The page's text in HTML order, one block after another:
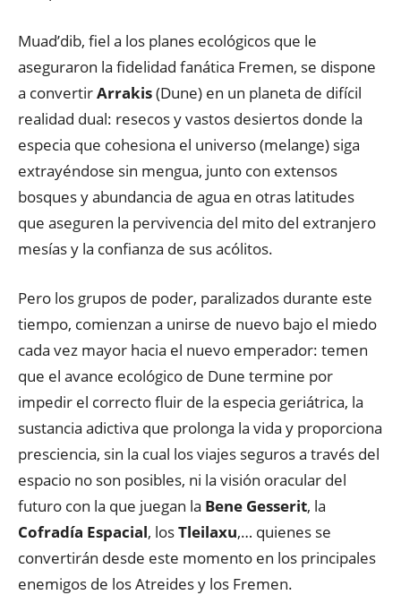
Muad’dib, fiel a los planes ecológicos que le
aseguraron la fidelidad fanática Fremen, se dispone
a convertirArrakis(Dune) en un planeta de difícil
realidad dual: resecos y vastos desiertos donde la
especia que cohesiona el universo (melange) siga
extrayéndose sin mengua, junto con extensos
bosques y abundancia de agua en otras latitudes
que aseguren la pervivencia del mito del extranjero
mesías y la confianza de sus acólitos.
Pero los grupos de poder, paralizados durante este
tiempo, comienzan a unirse de nuevo bajo el miedo
cada vez mayor hacia el nuevo emperador: temen
que el avance ecológico de Dune termine por
impedir el correcto fluir de la especia geriátrica, la
sustancia adictiva que prolonga la vida y proporciona
presciencia, sin la cual los viajes seguros a través del
espacio no son posibles, ni la visión oracular del
futuro con la que juegan la Bene Gesserit, la
Cofradía Espacial, losTleilaxu,… quienes se
convertirán desde este momento en los principales
enemigos de los Atreides y los Fremen.